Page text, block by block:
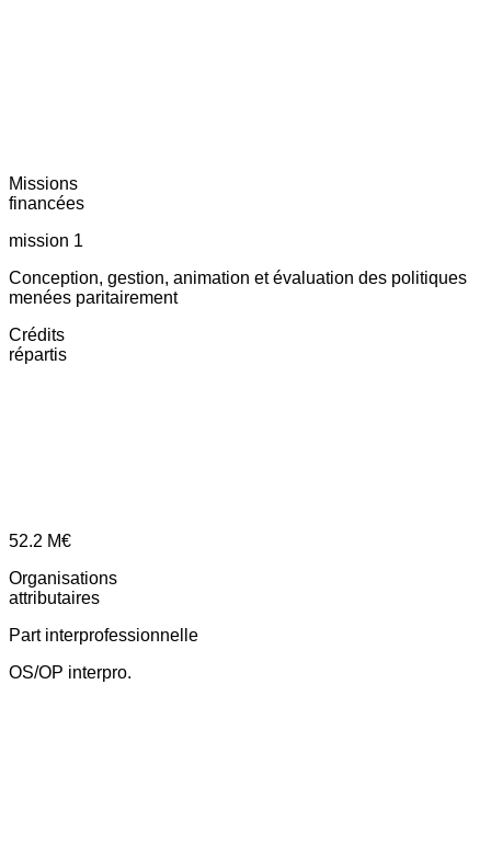
Missions
financées
mission 1
Conception, gestion, animation et évaluation des politiques
menées paritairement
Crédits
répartis
52.2 M€
Organisations
attributaires
Part interprofessionnelle
OS/OP interpro.